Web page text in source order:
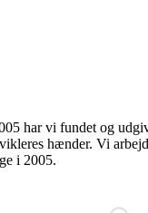
har vi fundet og
hænder. Vi
i 2005.